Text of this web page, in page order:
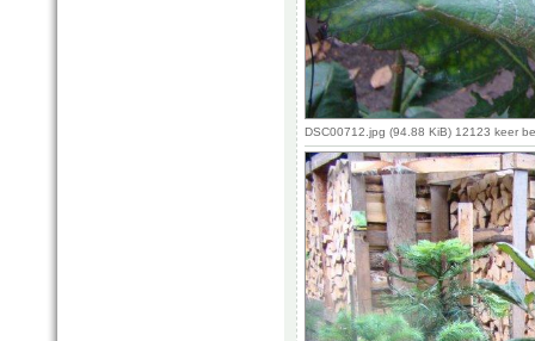
DSC00712.jpg (94.88 KiB) 12123 keer